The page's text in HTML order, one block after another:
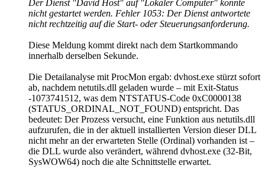
Der Dienst "David Host" auf "Lokaler Computer" konnte
nicht gestartet werden. Fehler 1053: Der Dienst antwortete
nicht rechtzeitig auf die Start- oder Steuerungsanforderung.
Diese Meldung kommt direkt nach dem Startkommando
innerhalb derselben Sekunde.
Die Detailanalyse mit ProcMon ergab: dvhost.exe stürzt sofort
ab, nachdem netutils.dll geladen wurde – mit Exit-Status
-1073741512, was dem NTSTATUS-Code 0xC0000138
(STATUS_ORDINAL_NOT_FOUND) entspricht. Das
bedeutet: Der Prozess versucht, eine Funktion aus netutils.dll
aufzurufen, die in der aktuell installierten Version dieser DLL
nicht mehr an der erwarteten Stelle (Ordinal) vorhanden ist –
die DLL wurde also verändert, während dvhost.exe (32-Bit,
SysWOW64) noch die alte Schnittstelle erwartet.